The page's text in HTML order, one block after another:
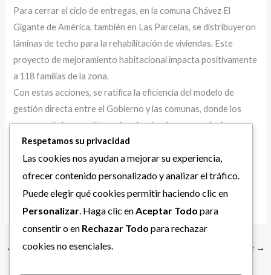
Para cerrar el ciclo de entregas, en la comuna Chávez El
Gigante de América, también en Las Parcelas, se distribuyeron
láminas de techo para la rehabilitación de viviendas. Este
proyecto de mejoramiento habitacional impacta positivamente
a 118 familias de la zona.
Con estas acciones, se ratifica la eficiencia del modelo de
gestión directa entre el Gobierno y las comunas, donde los
recursos de la consulta nacional se traducen en soluciones
tangibles para las necesidades del pueblo marense.
← Entrada anterior Entrada siguiente →
Respetamos su privacidad
Las cookies nos ayudan a mejorar su experiencia,
ofrecer contenido personalizado y analizar el tráfico.
Puede elegir qué cookies permitir haciendo clic en
Personalizar. Haga clic enAceptar Todo para
consentir o en Rechazar Todo para rechazar
cookies no esenciales.